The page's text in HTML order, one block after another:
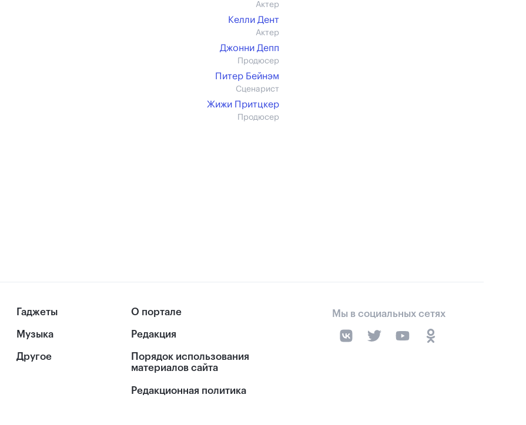
Актер
Келли Дент
Актер
Джонни Депп
Продюсер
Питер Бейнэм
Сценарист
Жижи Притцкер
Продюсер
Гаджеты
Музыка
Другое
О портале
Редакция
Порядок использования
материалов сайта
Редакционная политика
Мы в социальных сетях